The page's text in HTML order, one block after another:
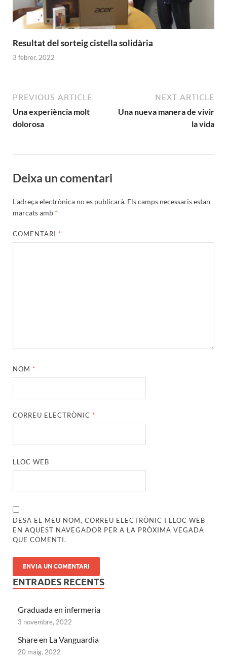
Resultat del sorteig cistella solidària
3 febrer, 2022
PREVIOUS ARTICLE
Una experiència molt
dolorosa
NEXT ARTICLE
Una nueva manera de vivir
la vida
Deixa un comentari
L'adreça electrònica no es publicarà. Els camps necessaris estan
marcats amb *
COMENTARI *
NOM *
CORREU ELECTRÒNIC *
LLOC WEB
DESA EL MEU NOM, CORREU ELECTRÒNIC I LLOC WEB
EN AQUEST NAVEGADOR PER A LA PRÒXIMA VEGADA
QUE COMENTI.
ENTRADES RECENTS
Graduada en infermeria
3 novembre, 2022
Share en La Vanguardia
20 maig, 2022